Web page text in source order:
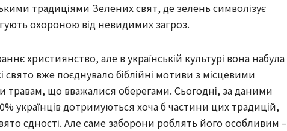
традиціями Зелених свят, де зелень символізує
охороною від невидимих загроз.
християнство, але в українській культурі вона набула
свято вже поєднувало біблійні мотиви з місцевими
травам, що вважалися оберегами. Сьогодні, за даними
українців дотримуються хоча б частини цих традицій,
єдності. Але саме заборони роблять його особливим –